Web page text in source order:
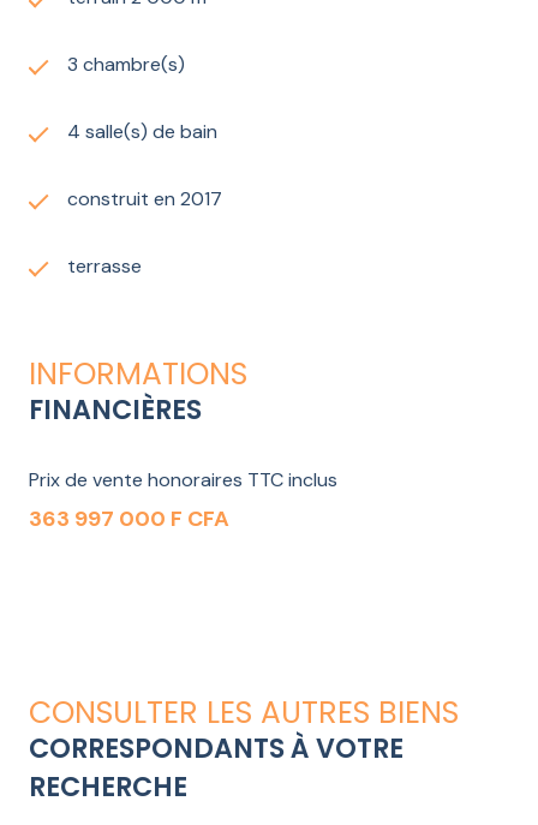
3 chambre(s)
4 salle(s) de bain
construit en 2017
terrasse
INFORMATIONS
FINANCIÈRES
Prix de vente honoraires TTC inclus
363 997 000 F CFA
CONSULTER LES AUTRES BIENS
CORRESPONDANTS À VOTRE
RECHERCHE